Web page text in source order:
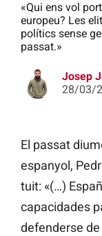
«Qui ens vol
europeu? Les
polítics sense
passat.»
Josep
28/03/
El passat
espanyol,
tuit: «(…)
capacidades
defenderse